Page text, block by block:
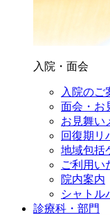
入院・面会
入院のご
面会・お
お見舞い
回復期リ
地域包括
ご利用い
院内案内
シャトル
診療科・部門